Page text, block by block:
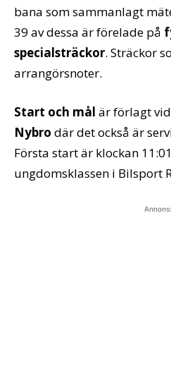
bana som sammanlagt
39 av dessa är förelade på
specialsträckor. Sträckor
arrangörsnoter.
Start och mål är förlagt vid
Nybro där det också är
Första start är klockan
ungdomsklassen i Bilsport
Annons: